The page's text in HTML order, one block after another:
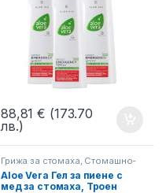
88,81€ (173.70
лв.)
Грижа за стомаха, Стомашно-
Чревен тракт
Aloe Vera Гел за пиене с
мед за стомаха, Троен